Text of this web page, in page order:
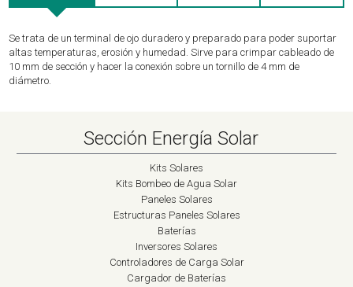
Se trata de un terminal de ojo duradero y preparado para poder suportar
altas temperaturas, erosión y humedad. Sirve para crimpar cableado de
10 mm de sección y hacer la conexión sobre un tornillo de 4 mm de
diámetro.
Sección Energía Solar
Kits Solares
Kits Bombeo de Agua Solar
Paneles Solares
Estructuras Paneles Solares
Baterías
Inversores Solares
Controladores de Carga Solar
Cargador de Baterías